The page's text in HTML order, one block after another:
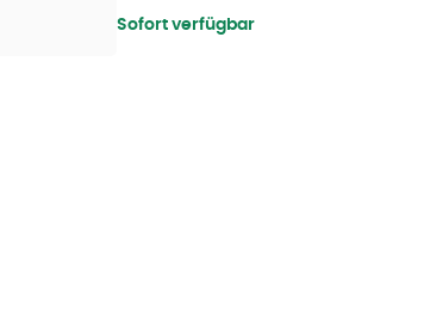
Sofort verfügbar